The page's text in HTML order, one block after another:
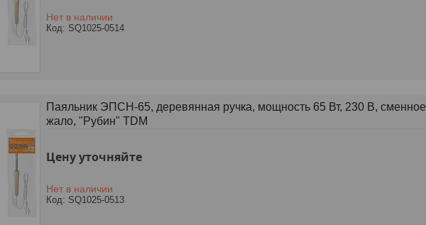
Нет в наличии
SQ1025-0514
Паяльник ЭПСН-65, деревянная ручка, мощность 65 Вт, 230 В, сменное
жало, "Рубин" TDM
Цену уточняйте
Нет в наличии
SQ1025-0513